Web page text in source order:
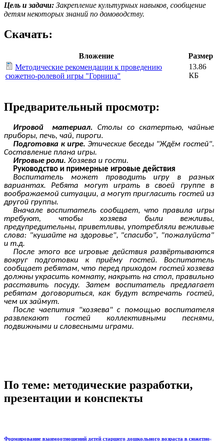
Цель и задачи: Закрепление культурных навыков, сообщение
детям некоторых знаний по домоводству.
Скачать:
Вложение
Размер
Методические рекомендации к проведению
сюжетно-ролевой игры "Горница"
13.86
КБ
Предварительный просмотр:
Игровой материал.
Столы со скатертью, чайные
приборы, печь, чай, пироги.
Подготовка к игре. Этические беседы "Ждём гостей".
Составление плана игры.
Игровые роли. Хозяева и гости.
Руководство и примерные игровые действия
Воспитатель может проводить игру в разных
вариантах. Ребята могут играть в своей группе в
воображаемой ситуации, а могут пригласить гостей из
другой группы.
Вначале воспитатель сообщает, что правила игры
требуют, чтобы хозяева были вежливы,
предупредительны, приветливы, употребляли вежливые
слова: "кушайте на здоровье", "спасибо", "пожалуйста"
и т.д.
После этого все игровые действия развёртываются
вокруг подготовки к приёму гостей. Воспитатель
сообщает ребятам, что перед приходом гостей хозяева
должны украсить комнату, накрыть на стол, правильно
расставить посуду. Затем воспитатель предлагает
ребятам договориться, как будут встречать гостей,
чем их займут.
После чаепития "хозяева" с помощью воспитателя
развлекают гостей коллективными песнями,
подвижными и словесными играми.
По теме: методические разработки,
презентации и конспекты
Формирование взаимоотношений детей старшего дошкольного возраста в сюжетно-